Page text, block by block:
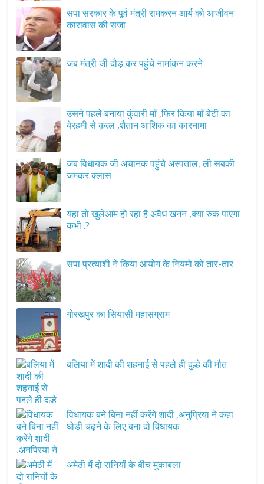
सपा सरकार के पूर्व मंत्री रामकरन आर्य को आजीवन
कारावास की सजा
जब मंत्री जी दौड़ कर पहुंचे नामांकन करने
उसने पहले बनाया कुंवारी माँ ,फिर किया माँ बेटी का
बेरहमी से क़त्ल ,शैतान आशिक का कारनामा
जब विधायक जी अचानक पहुंचे अस्पताल, ली सबकी
जमकर क्लास
यंहा तो खुलेआम हो रहा है अवैध खनन ,क्या रुक पाएगा
कभी .?
सपा प्रत्याशी ने किया आयोग के नियमो को तार-तार
गोरखपुर का सियासी महासंग्राम
बलिया में शादी की शहनाई से पहले ही दुल्हे की मौत
विधायक बने बिना नहीं करेंगे शादी ,अनुप्रिया ने कहा
घोडी चढ़ने के लिए बना दो विधायक
अमेठी में दो रानियों के बीच मुकाबला